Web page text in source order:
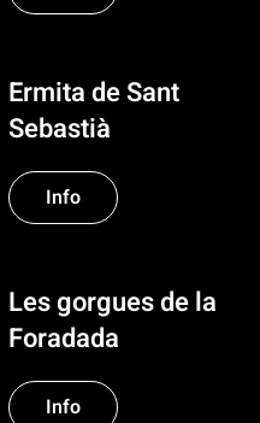
Ermita de Sant
Sebastià
Info
Les gorgues de la
Foradada
Info